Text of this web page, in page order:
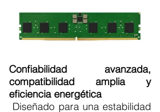
Confiabilidad avanzada,
compatibilidad amplia y
eficiencia energética